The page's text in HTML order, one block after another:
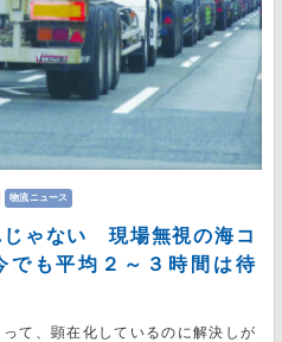
物流ニュース
じゃない 現場無視の海コ
も平均２～３時間は待
て、顕在化しているのに解決しが